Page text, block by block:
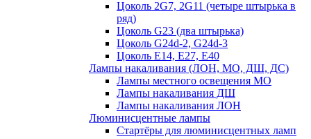
Цоколь 2G7, 2G11 (четыре штырька в
ряд)
Цоколь G23 (два штырька)
Цоколь G24d-2, G24d-3
Цоколь Е14, Е27, Е40
Лампы накаливания (ЛОН, МО, ДШ, ДС)
Лампы местного освещения МО
Лампы накаливания ДШ
Лампы накаливания ЛОН
Люминисцентные лампы
Стартёры для люминисцентных ламп